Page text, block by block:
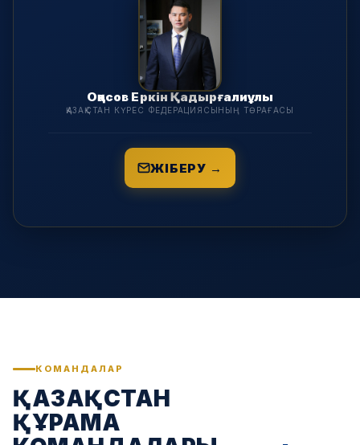
Оқасов Еркін Қадырғалиұлы
ҚАЗАҚСТАН КҮРЕС ФЕДЕРАЦИЯСЫНЫҢ ТӨРАҒАСЫ
ЖІБЕРУ →
КОМАНДАЛАР
ҚАЗАҚСТАН
ҚҰРАМА